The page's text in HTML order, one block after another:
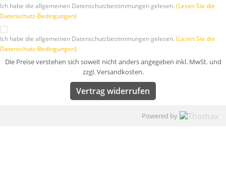
Ich habe die allgemeinen Datenschutzbestimmungen gelesen. (Lesen Sie die
Datenschutz-Bedingungen)
Ich habe die allgemeinen Datenschutzbestimmungen gelesen. (Lesen Sie die
Datenschutz-Bedingungen)
Die Preise verstehen sich soweit nicht anders angegeben inkl. MwSt. und
zzgl. Versandkosten.
Vertrag widerrufen
Powered by